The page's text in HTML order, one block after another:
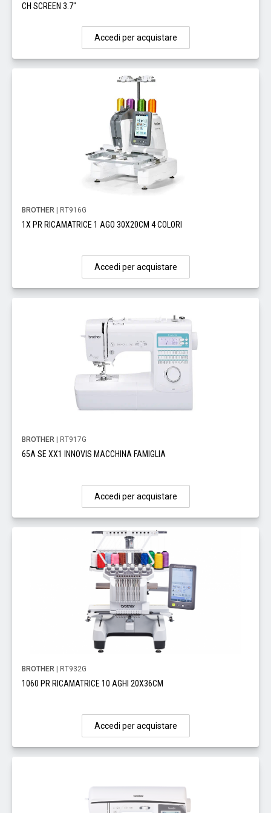
CH SCREEN 3.7"
Accedi per acquistare
BROTHER | RT916G
1X PR RICAMATRICE 1 AGO 30X20CM 4 COLORI
Accedi per acquistare
BROTHER | RT917G
65A SE XX1 INNOVIS MACCHINA FAMIGLIA
Accedi per acquistare
BROTHER | RT932G
1060 PR RICAMATRICE 10 AGHI 20X36CM
Accedi per acquistare